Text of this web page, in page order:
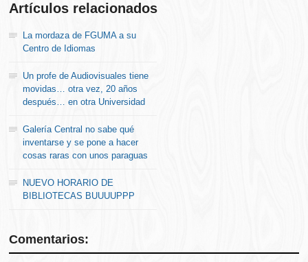
Artículos relacionados
La mordaza de FGUMA a su
Centro de Idiomas
Un profe de Audiovisuales tiene
movidas… otra vez, 20 años
después… en otra Universidad
Galería Central no sabe qué
inventarse y se pone a hacer
cosas raras con unos paraguas
NUEVO HORARIO DE
BIBLIOTECAS BUUUUPPP
Comentarios: